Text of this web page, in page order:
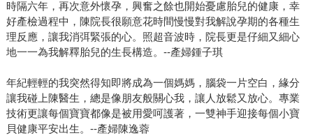
時隔六年，再次意外懷孕，興奮之餘也開始憂慮胎兒的健康，幸
好產檢過程中，陳院長很願意花時間慢慢對我解說孕期的各種生
理反應，讓我消弭緊張的心。照超音波時，院長更是仔細又細心
地一一為我解釋胎兒的生長構造。--產婦鍾子琪
年紀輕輕的我突然得知即將成為一個媽媽，腦袋一片空白，緣分
讓我碰上陳醫生，總是像朋友般關心我，讓人放鬆又放心。專業
技術更讓每個寶寶都像是被用愛呵護著，一雙神手迎接每個小寶
貝健康平安出生。--產婦陳逸蓉